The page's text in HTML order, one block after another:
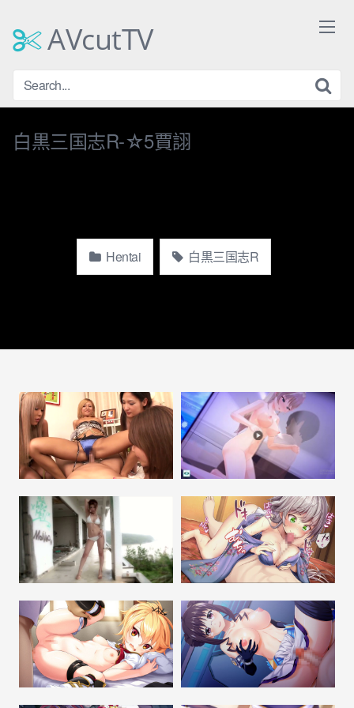
contentAVcutTV
白黒三国志R-☆5賈詡
Hentai 白黒三国志R